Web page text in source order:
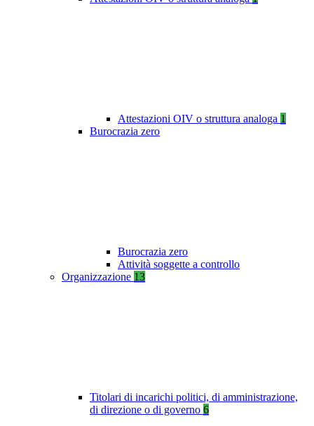
Attestazioni OIV o struttura analoga 1
Burocrazia zero
Burocrazia zero
Attività soggette a controllo
Organizzazione 13
Titolari di incarichi politici, di amministrazione,
di direzione o di governo 6